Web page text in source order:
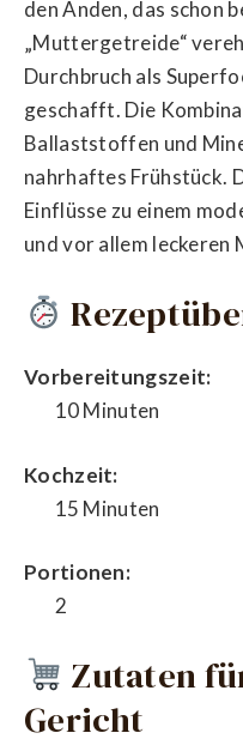
den Anden, das schon
„Muttergetreide“
Durchbruch als
geschafft. Die
Ballaststoffen und
nahrhaftes Frühstück.
Einflüsse zu einem
und vor allem leckeren
Vorbereitungszeit:
10 Minuten
Kochzeit:
15 Minuten
Portionen:
2
Zutaten
Gericht